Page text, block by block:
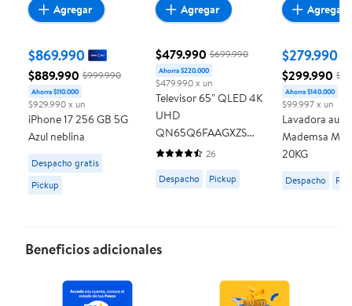
Agregar
$869.990
$889.990
precio actual $889.990, Costaba $999.990
$999.990
Ahorra $110.000
$929.990 x un
iPhone 17 256 GB 5G
Azul neblina
Available for Despacho gratis or Pickup
Despacho gratis
Pickup
Agregar
$479.990
precio actual $479.990, Costaba
$699.990
Ahorra $220.000
$479.990 x un
Televisor 65" QLED 4K
UHD
QN65Q6FAAGXZS
Smart TV (2025)
Samsung
26
4.5 de 5 estrellas. 26 reseñas
Available for Despacho or Pickup
Despacho Pickup
Agregar
$279.990
$299.990
precio
Ahorra $140.000
$99.997 x un
Lavadora
Mademsa
20KG
Available
Despacho
Beneficios adicionales